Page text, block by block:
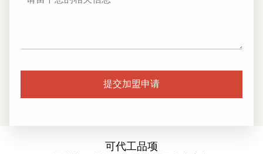
可代工品项